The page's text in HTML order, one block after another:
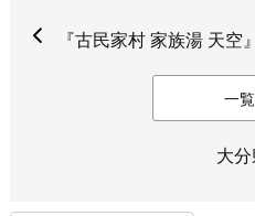
『古民家村 家族湯 天空』
一
大